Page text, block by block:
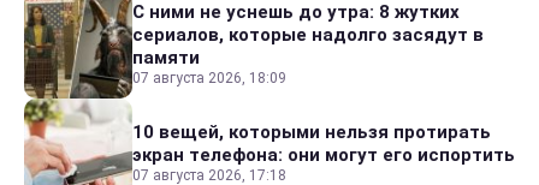
С ними не уснешь до утра: 8 жутких
сериалов, которые надолго засядут в
памяти
07 августа 2026, 18:09
10 вещей, которыми нельзя протирать
экран телефона: они могут его испортить
07 августа 2026, 17:18